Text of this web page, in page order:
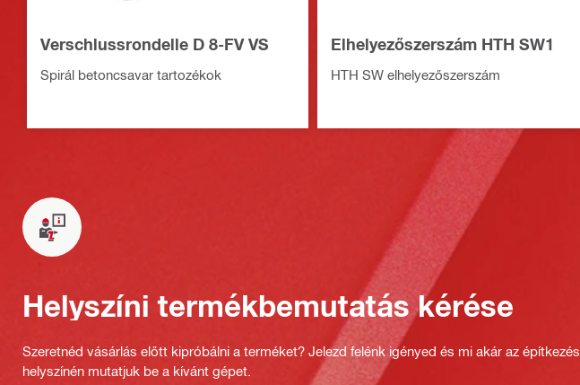
Verschlussrondelle D 8-FV VS
Spirál betoncsavar tartozékok
Elhelyezőszerszám HTH SW1
HTH SW elhelyezőszerszám
Helyszíni termékbemutatás kérése
Szeretnéd vásárlás előtt kipróbálni a terméket? Jelezd felénk igényed és mi akár az építkezés
helyszínén mutatjuk be a kívánt gépet.